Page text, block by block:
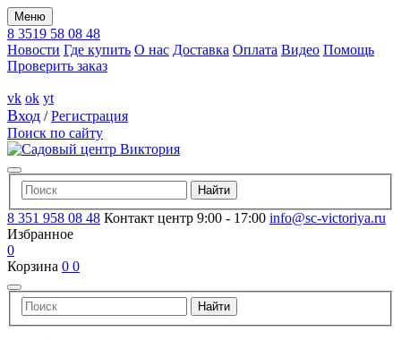
Меню
8 3519 58 08 48
Новости Где купить О нас Доставка Оплата Видео Помощь
Проверить заказ
vk ok yt
Вход /Регистрация
Поиск по сайту
8 351 958 08 48 Контакт центр 9:00 - 17:00 info@sc-victoriya.ru
Избранное
0
Корзина 0 0